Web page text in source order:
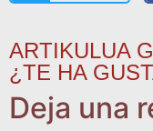
ARTIKULUA
¿TE HA
Deja una